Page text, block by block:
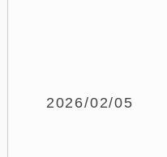
2026/02/05